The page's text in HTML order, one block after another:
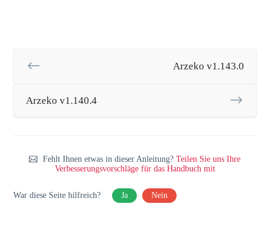
Arzeko v1.143.0
Arzeko v1.140.4
Fehlt Ihnen etwas in dieser Anleitung?Teilen Sie uns Ihre
Verbesserungsvorschläge für das Handbuch mit
War diese Seite hilfreich? Ja Nein